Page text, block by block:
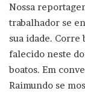
Nossa
trabalhador se
sua idade. Corre
falecido neste
boatos. Em
Raimundo se